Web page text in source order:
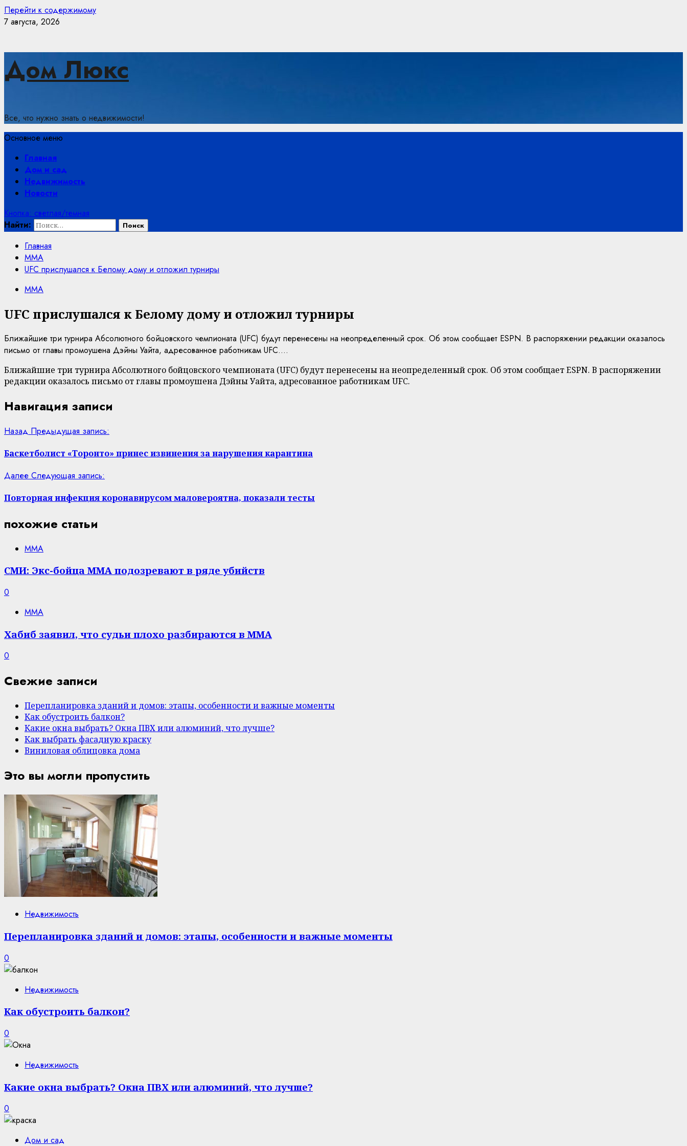
Перейти к содержимому
7 августа, 2026
Дом Люкс
Все, что нужно знать о недвижимости!
Основное меню
Главная
Дом и сад
Недвижимость
Новости
Кнопка: светлая/темная
Найти:
Главная
MMA
UFC прислушался к Белому дому и отложил турниры
MMA
UFC прислушался к Белому дому и отложил турниры
Ближайшие три турнира Абсолютного бойцовского чемпионата (UFC) будут перенесены на неопределенный срок. Об этом сообщает ESPN. В распоряжении редакции оказалось
письмо от главы промоушена Дэйны Уайта, адресованное работникам UFC....
Ближайшие три турнира Абсолютного бойцовского чемпионата (UFC) будут перенесены на неопределенный срок. Об этом сообщает ESPN. В распоряжении
редакции оказалось письмо от главы промоушена Дэйны Уайта, адресованное работникам UFC.
Навигация записи
Назад Предыдущая запись:
Баскетболист «Торонто» принес извинения за нарушения карантина
Далее Следующая запись:
Повторная инфекция коронавирусом маловероятна, показали тесты
похожие статьи
MMA
СМИ: Экс-бойца ММА подозревают в ряде убийств
0
MMA
Хабиб заявил, что судьи плохо разбираются в ММА
0
Свежие записи
Перепланировка зданий и домов: этапы, особенности и важные моменты
Как обустроить балкон?
Какие окна выбрать? Окна ПВХ или алюминий, что лучше?
Как выбрать фасадную краску
Виниловая облицовка дома
Это вы могли пропустить
Недвижимость
Перепланировка зданий и домов: этапы, особенности и важные моменты
0
Недвижимость
Как обустроить балкон?
0
Недвижимость
Какие окна выбрать? Окна ПВХ или алюминий, что лучше?
0
Дом и сад